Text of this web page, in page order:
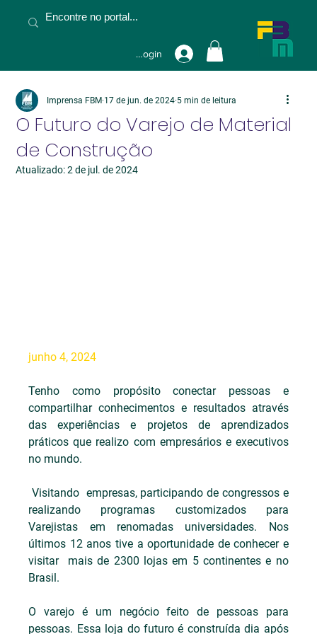
Fazer Login
O Futuro do Varejo de Material
de Construção
Imprensa FBM 17 de jun. de 2024 5 min de leitura
Atualizado:2 de jul. de 2024
junho 4, 2024
Tenho como propósito conectar pessoas e
compartilhar conhecimentos e resultados através
das experiências e projetos de aprendizados
práticos que realizo com empresários e executivos
no mundo.
Visitando  empresas, participando de congressos e
realizando programas customizados para
Varejistas em renomadas universidades. Nos
últimos 12 anos tive a oportunidade de conhecer e
visitar  mais de 2300 lojas em 5 continentes e no
Brasil.
O varejo é um negócio feito de pessoas para
pessoas. Essa loja do futuro é construída dia após